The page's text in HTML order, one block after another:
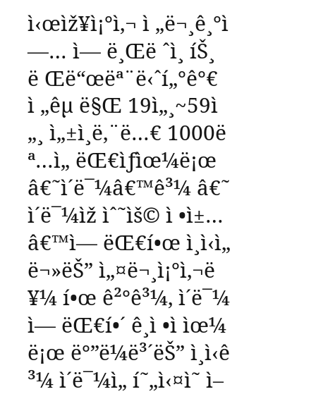
ì‹œìž¥ì¡°ì‚¬ ì „ë¬¸ê¸°ì
—… ì— ë¸Œë ˆì¸ íŠ¸
ë Œë“œëª¨ë‹ˆí„°ê°€
ì „êµ­ ë§Œ 19ì„¸~59ì
„¸ ì„±ì¸ë‚¨ë…€ 1000ë
ª…ì„ ëŒ€ìƒìœ¼ë¡œ
â€˜ì´ë¯¼â€™ê³¼ â€˜
ì´ë¯¼ìž ìˆ˜ìš© ì •ì±…
â€™ì— ëŒ€í•œ ì¸ì‹ì„
ë¬»ëŠ” ì„¤ë¬¸ì¡°ì‚¬ë
¥¼í•œ ê²°ê³¼, ì´ë¯¼
ì— ëŒ€í•´ ê¸ì •ì ìœ¼
ë¡œ ë°”ë¼ë³´ëŠ” ì¸ì‹ê
³¼ì´ë¯¼ì„ í˜„ì‹¤ì˜ ì–